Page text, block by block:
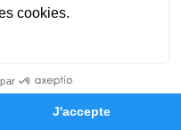
Hommages
Je rends hommage